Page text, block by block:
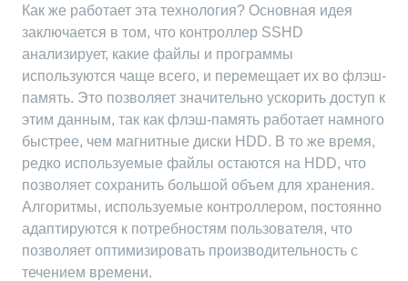
Как же работает эта технология? Основная идея
заключается в том, что контроллер SSHD
анализирует, какие файлы и программы
используются чаще всего, и перемещает их во флэш-
память. Это позволяет значительно ускорить доступ к
этим данным, так как флэш-память работает намного
быстрее, чем магнитные диски HDD. В то же время,
редко используемые файлы остаются на HDD, что
позволяет сохранить большой объем для хранения.
Алгоритмы, используемые контроллером, постоянно
адаптируются к потребностям пользователя, что
позволяет оптимизировать производительность с
течением времени.